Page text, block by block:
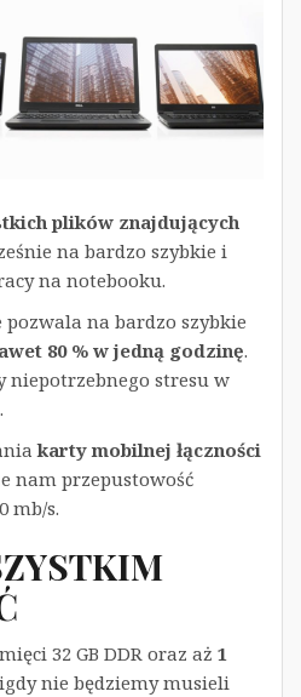
plików znajdujących
na bardzo szybkie i
na notebooku.
pozwala na bardzo szybkie
80 % w jedną godzinę.
stresu w
karty mobilnej łączności
nam przepustowość
mb/s.
32 GB DDR oraz aż 1
nie będziemy musieli